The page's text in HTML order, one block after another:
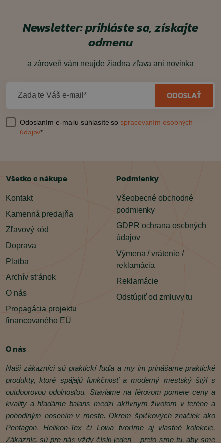
Newsletter: prihláste sa, získajte
odmenu
a zároveň vám neujde žiadna zľava ani novinka
Zadajte Váš e-mail* ODOSLAŤ
Odoslaním e-mailu súhlasíte so spracovaním osobných
údajov*
Všetko o nákupe
Kontakt
Kamenná predajňa
Zľavový kód
Doprava
Platba
Archív stránok
O nás
Propagácia projektu
financovaného EÚ
Podmienky
Všeobecné obchodné
podmienky
GDPR ochrana osobných
údajov
Výmena / vrátenie /
reklamácia
Reklamácie
Odstúpiť od zmluvy tu
O nás
Naši zákazníci sú praktickí ľudia a my im prinášame praktické
produkty, ktoré spájajú funkčnosť a moderný mestský štýl s
outdoorovou odolnosťou. Staviame na férovom pomere ceny a
kvality a hľadáme balans medzi aktívnym životom v teréne a
pohodlným nosením v meste. Okrem špičkových značiek ako
Pentagon, Helikon‑Tex či Lowa tvoríme aj vlastné kolekcie.
Zákazníci sú pre nás vždy číslo jeden – preto sme tu, aby sme